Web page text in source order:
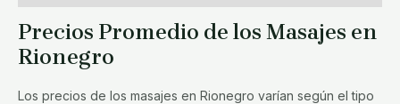
Precios Promedio de los Masajes en
Rionegro
Los precios de los masajes en Rionegro varían según el tipo